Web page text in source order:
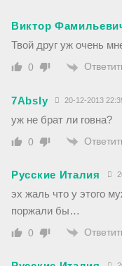
Виктор
Твой друг уж очень
0
7Absly 20-12-2013
уж не брат ли говна?
0
Русские Италия
эх жаль что у этого
поржали бы…
0